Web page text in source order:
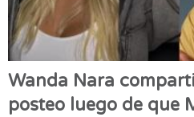
Wanda Nara
posteo luego de que